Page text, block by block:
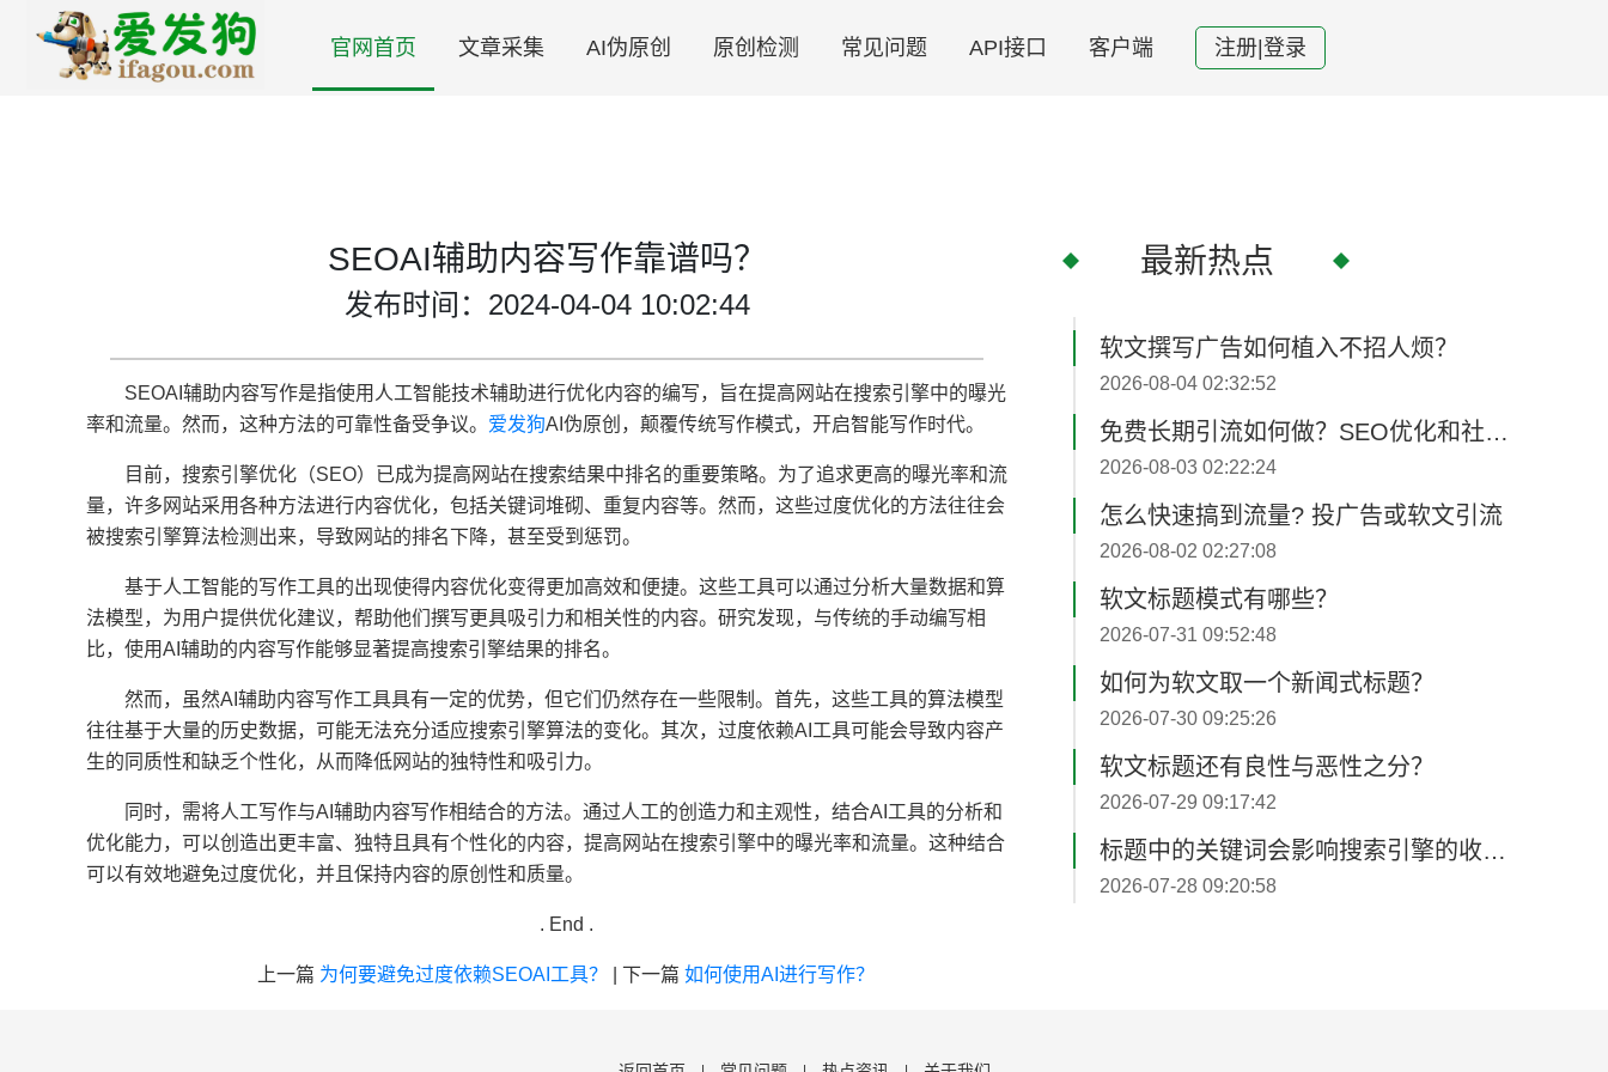
官网首页 文章采集 AI伪原创 原创检测 常见问题 API接口 客户端 注册|登录
SEOAI辅助内容写作靠谱吗？
发布时间：2024-04-04 10:02:44
SEOAI辅助内容写作是指使用人工智能技术辅助进行优化内容的编写，旨在提高网站在搜索引擎中的曝光
率和流量。然而，这种方法的可靠性备受争议。 爱发狗AI伪原创，颠覆传统写作模式，开启智能写作时代。
目前，搜索引擎优化（SEO）已成为提高网站在搜索结果中排名的重要策略。为了追求更高的曝光率和流
量，许多网站采用各种方法进行内容优化，包括关键词堆砌、重复内容等。然而，这些过度优化的方法往往会
被搜索引擎算法检测出来，导致网站的排名下降，甚至受到惩罚。
基于人工智能的写作工具的出现使得内容优化变得更加高效和便捷。这些工具可以通过分析大量数据和算
法模型，为用户提供优化建议，帮助他们撰写更具吸引力和相关性的内容。研究发现，与传统的手动编写相
比，使用AI辅助的内容写作能够显著提高搜索引擎结果的排名。
然而，虽然AI辅助内容写作工具具有一定的优势，但它们仍然存在一些限制。首先，这些工具的算法模型
往往基于大量的历史数据，可能无法充分适应搜索引擎算法的变化。其次，过度依赖AI工具可能会导致内容产
生的同质性和缺乏个性化，从而降低网站的独特性和吸引力。
同时，需将人工写作与AI辅助内容写作相结合的方法。通过人工的创造力和主观性，结合AI工具的分析和
优化能力，可以创造出更丰富、独特且具有个性化的内容，提高网站在搜索引擎中的曝光率和流量。这种结合
可以有效地避免过度优化，并且保持内容的原创性和质量。
. End .
上一篇 为何要避免过度依赖SEOAI工具？ 下一篇 如何使用AI进行写作？
最新热点
软文撰写广告如何植入不招人烦？
2026-08-04 02:32:52
免费长期引流如何做？SEO优化和社媒内容‌更新
2026-08-03 02:22:24
怎么快速搞到流量? 投广告或软文引流
2026-08-02 02:27:08
软文标题模式有哪些？
2026-07-31 09:52:48
如何为软文取一个新闻式标题？
2026-07-30 09:25:26
软文标题还有良性与恶性之分？
2026-07-29 09:17:42
标题中的关键词会影响搜索引擎的收录？
2026-07-28 09:20:58